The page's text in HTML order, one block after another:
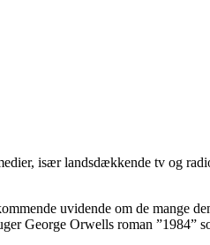
især landsdækkende tv og
uvidende om de mange
George Orwells roman ”1984”